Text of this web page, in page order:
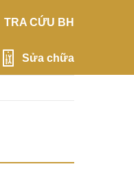
TRA CỨU BH
Sửa chữa